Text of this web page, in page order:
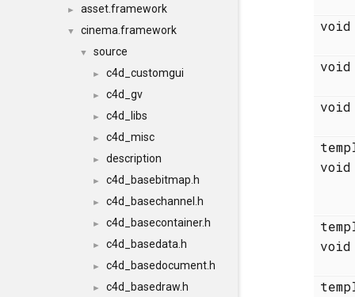
► asset.framework
▼ cinema.framework
▼ source
► c4d_customgui
► c4d_gv
► c4d_libs
► c4d_misc
► description
► c4d_basebitmap.h
► c4d_basechannel.h
► c4d_basecontainer.h
► c4d_basedata.h
► c4d_basedocument.h
► c4d_basedraw.h